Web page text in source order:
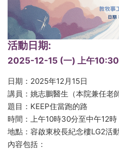
活動日期:
2025-12-15 (一) 上午10:30
日期：2025年12月15日
講員：姚志鵬醫生（本院兼任老師
題目：KEEP住當跑的路
時間：上午10時30分至中午12時
地點：容啟東校長紀念樓LG2活
內容包括：